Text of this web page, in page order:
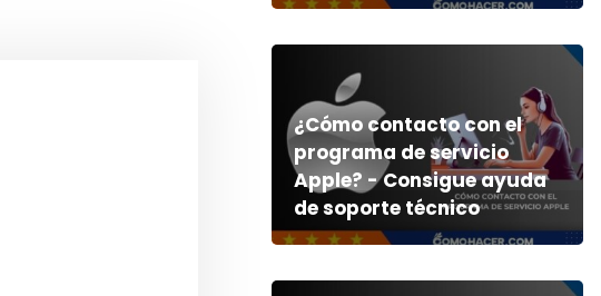
¿Cómo contacto con el
programa de servicio
Apple? - Consigue ayuda
de soporte técnico